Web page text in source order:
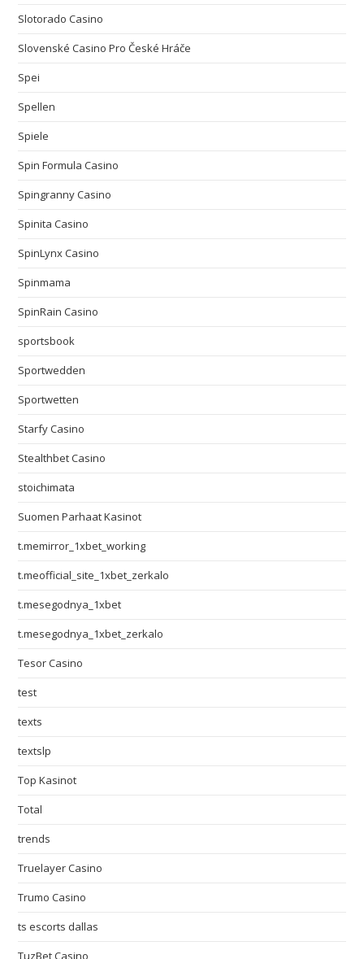
Slotorado Casino
Slovenské Casino Pro České Hráče
Spei
Spellen
Spiele
Spin Formula Casino
Spingranny Casino
Spinita Casino
SpinLynx Casino
Spinmama
SpinRain Casino
sportsbook
Sportwedden
Sportwetten
Starfy Casino
Stealthbet Casino
stoichimata
Suomen Parhaat Kasinot
t.memirror_1xbet_working
t.meofficial_site_1xbet_zerkalo
t.mesegodnya_1xbet
t.mesegodnya_1xbet_zerkalo
Tesor Casino
test
texts
textslp
Top Kasinot
Total
trends
Truelayer Casino
Trumo Casino
ts escorts dallas
TuzBet Casino